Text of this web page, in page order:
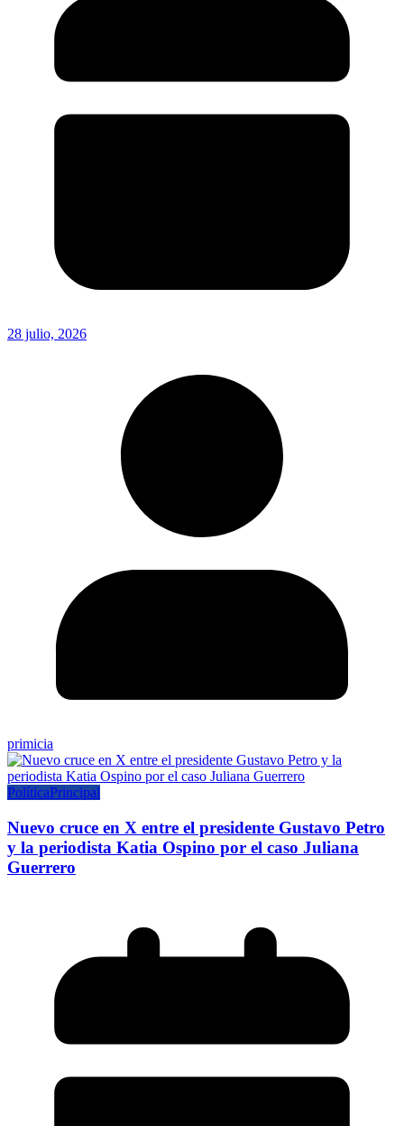
28 julio, 2026
primicia
PolíticaPrincipal
Nuevo cruce en X entre el presidente Gustavo Petro
y la periodista Katia Ospino por el caso Juliana
Guerrero